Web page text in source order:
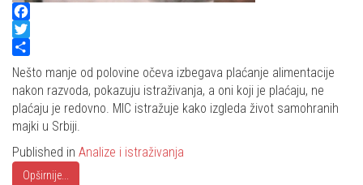
Facebook
Twitter
Share
Nešto manje od polovine očeva izbegava plaćanje alimentacije
nakon razvoda, pokazuju istraživanja, a oni koji je plaćaju, ne
plaćaju je redovno. MIC istražuje kako izgleda život samohranih
majki u Srbiji.
Published in Analize i istraživanja
Opširnije...